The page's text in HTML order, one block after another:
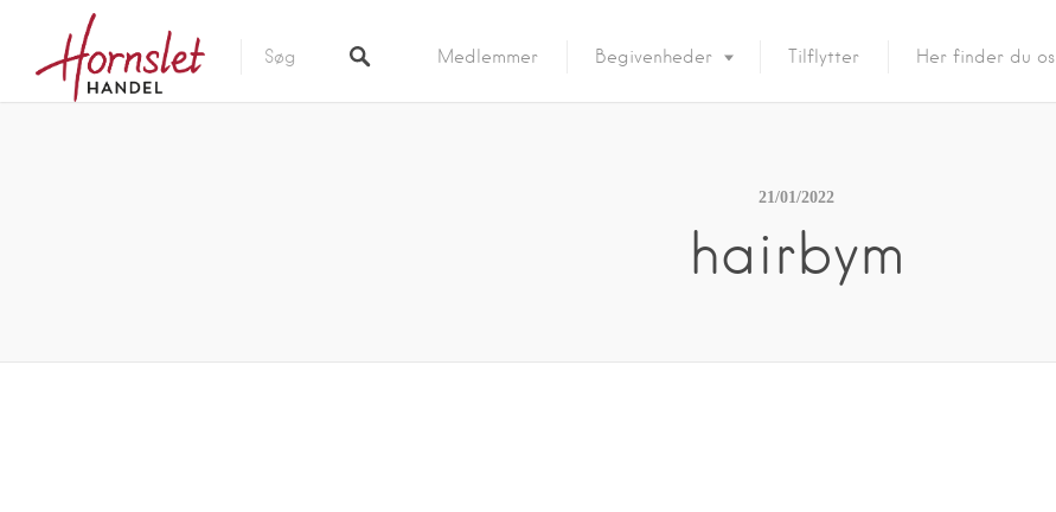
Medlemmer Begivenheder Tilflytter Her finder du os
21/01/2022
hairbym